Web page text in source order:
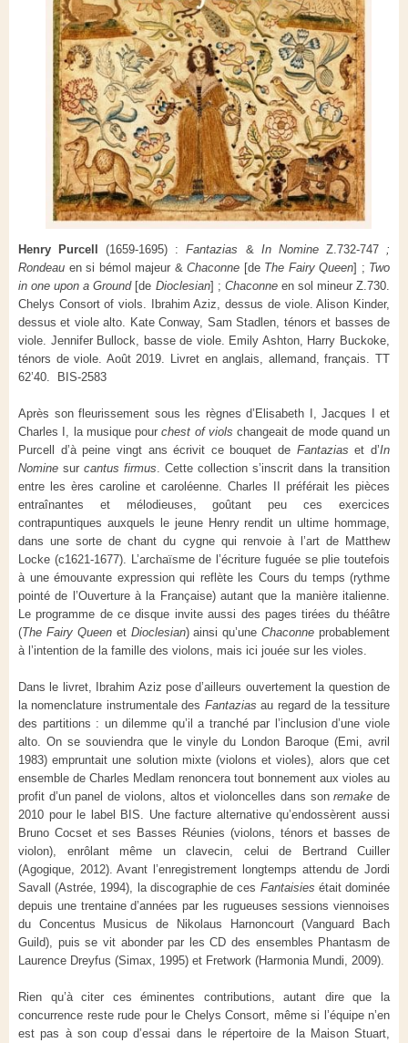
Henry Purcell(1659-1695) :Fantazias & In NomineZ.732-747 ;
Rondeau en si bémol majeur & Chaconne [de The Fairy Queen] ; Two
in one upon a Ground[de Dioclesian] ; Chaconneen sol mineur Z.730.
Chelys Consort of viols. Ibrahim Aziz, dessus de viole. Alison Kinder,
dessus et viole alto. Kate Conway, Sam Stadlen, ténors et basses de
viole. Jennifer Bullock, basse de viole. Emily Ashton, Harry Buckoke,
ténors de viole. Août 2019. Livret en anglais, allemand, français. TT
62’40. BIS-2583
Après son fleurissement sous les règnes d’Elisabeth I, Jacques I et
Charles I, la musique pourchest of viols changeait de mode quand un
Purcell d’à peine vingt ans écrivit ce bouquet de Fantazias et d’In
Nomine sur cantus firmus . Cette collection s’inscrit dans la transition
entre les ères caroline et caroléenne. Charles II préférait les pièces
entraînantes et mélodieuses, goûtant peu ces exercices
contrapuntiques auxquels le jeune Henry rendit un ultime hommage,
dans une sorte de chant du cygne qui renvoie à l’art de Matthew
Locke (c1621-1677). L’archaïsme de l’écriture fuguée se plie toutefois
à une émouvante expression qui reflète les Cours du temps (rythme
pointé de l’Ouverture à la Française) autant que la manière italienne.
Le programme de ce disque invite aussi des pages tirées du théâtre
(The Fairy Queenet Dioclesian) ainsi qu’uneChaconne probablement
à l’intention de la famille des violons, mais ici jouée sur les violes.
Dans le livret, Ibrahim Aziz pose d’ailleurs ouvertement la question de
la nomenclature instrumentale des Fantazias au regard de la tessiture
des partitions : un dilemme qu’il a tranché par l’inclusion d’une viole
alto. On se souviendra que le vinyle du London Baroque (Emi, avril
1983) empruntait une solution mixte (violons et violes), alors que cet
ensemble de Charles Medlam renoncera tout bonnement aux violes au
profit d’un panel de violons, altos et violoncelles dans sonremake de
2010 pour le label BIS. Une facture alternative qu’endossèrent aussi
Bruno Cocset et ses Basses Réunies (violons, ténors et basses de
violon), enrôlant même un clavecin, celui de Bertrand Cuiller
(Agogique, 2012). Avant l’enregistrement longtemps attendu de Jordi
Savall (Astrée, 1994), la discographie de ces Fantaisies était dominée
depuis une trentaine d’années par les rugueuses sessions viennoises
du Concentus Musicus de Nikolaus Harnoncourt (Vanguard Bach
Guild), puis se vit abonder par les CD des ensembles Phantasm de
Laurence Dreyfus (Simax, 1995) et Fretwork (Harmonia Mundi, 2009).
Rien qu’à citer ces éminentes contributions, autant dire que la
concurrence reste rude pour le Chelys Consort, même si l’équipe n’en
est pas à son coup d’essai dans le répertoire de la Maison Stuart,